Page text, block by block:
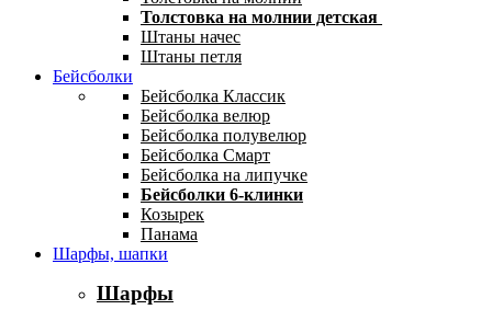
Толстовка на молнии детская
Штаны начес
Штаны петля
Бейсболки
Бейсболка Классик
Бейсболка велюр
Бейсболка полувелюр
Бейсболка Смарт
Бейсболка на липучке
Бейсболки 6-клинки
Козырек
Панама
Шарфы, шапки
Шарфы